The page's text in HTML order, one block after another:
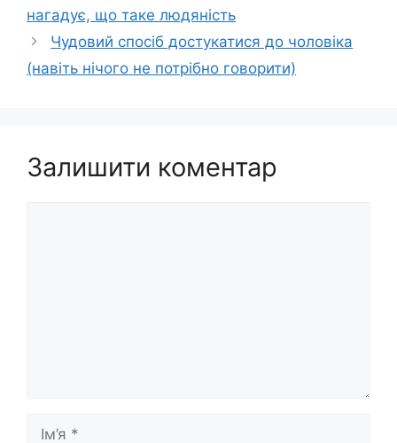
нагадує, що таке людяність
Чудовий спосіб достукатися до чоловіка
(навіть нічого не потрібно говорити)
Залишити коментар